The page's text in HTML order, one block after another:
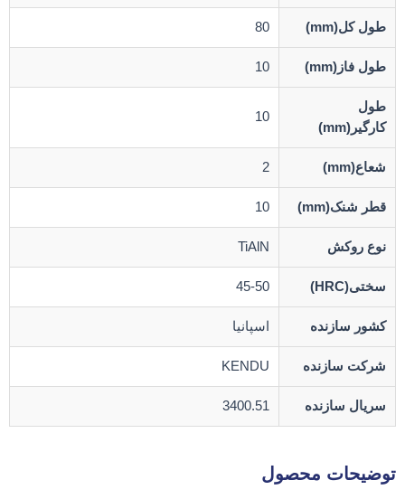
طول کل(mm) 80
طول فاز(mm) 10
طول
کارگیر(mm)
10
شعاع(mm) 2
قطر شنک(mm) 10
نوع روکش TiAlN
سختی(HRC) 45-50
کشور سازنده اسپانیا
شرکت سازنده KENDU
سریال سازنده 3400.51
توضیحات محصول